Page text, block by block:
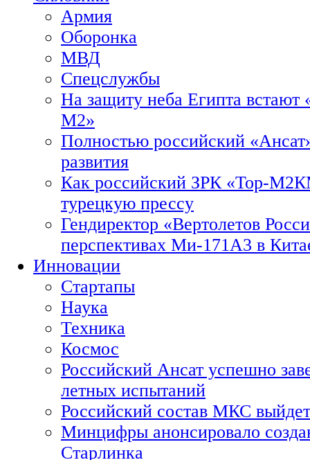
Армия
Оборонка
МВД
Спецслужбы
На защиту неба Египта встают
М2»
Полностью российский
развития
Как российский ЗРК «Тор-
турецкую прессу
Гендиректор «Вертолетов
перспективах Ми-171А3 в
Инновации
Стартапы
Наука
Техника
Космос
Российский Ансат успешно
летных испытаний
Российский состав МКС
Минцифры анонсировало
Старлинка